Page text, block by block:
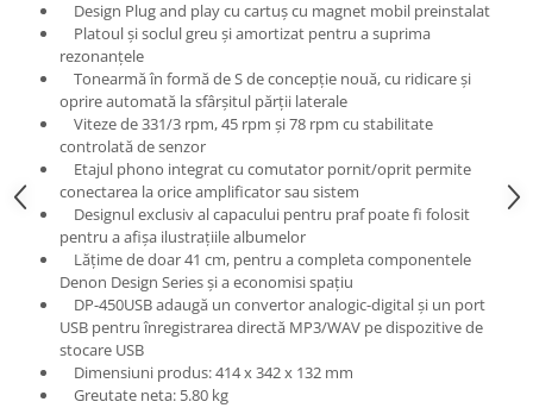
Design Plug and play cu cartuș cu magnet mobil preinstalat
Platoul și soclul greu și amortizat pentru a suprima
rezonanțele
Tonearmă în formă de S de concepție nouă, cu ridicare și
oprire automată la sfârșitul părții laterale
Viteze de 331/3 rpm, 45 rpm și 78 rpm cu stabilitate
controlată de senzor
Etajul phono integrat cu comutator pornit/oprit permite
conectarea la orice amplificator sau sistem
Designul exclusiv al capacului pentru praf poate fi folosit
pentru a afișa ilustrațiile albumelor
Lățime de doar 41 cm, pentru a completa componentele
Denon Design Series și a economisi spațiu
DP-450USB adaugă un convertor analogic-digital și un port
USB pentru înregistrarea directă MP3/WAV pe dispozitive de
stocare USB
Dimensiuni produs: 414 x 342 x 132 mm
Greutate neta: 5.80 kg